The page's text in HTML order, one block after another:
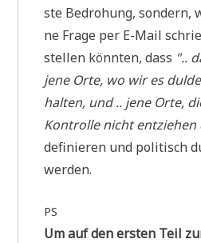
ste Bedro­hung,
ne Fra­ge per E-Mail
stel­len könn­ten, dass "..
jene Orte, wo wir es
hal­ten, und .. jene Orte,
Kon­trol­le nicht ent­zie­hen
defi­nie­ren und poli­tisch
werden.
PS
Um auf den ersten Teil